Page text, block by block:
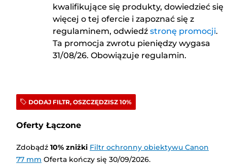
kwalifikujące się produkty, dowiedzieć się
więcej o tej ofercie i zapoznać się z
regulaminem, odwiedź stronę promocji.
Ta promocja zwrotu pieniędzy wygasa
31/08/26. Obowiązuje regulamin.
DODAJ FILTR, OSZCZĘDZISZ 10%
Oferty Łączone
Zdobądź 10% zniżki Filtr ochronny obiektywu Canon
77 mm Oferta kończy się 30/09/2026.